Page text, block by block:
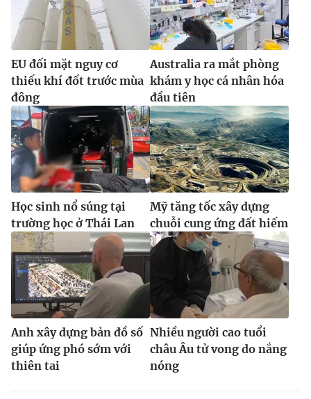
thông tin từ website này.
EU đối mặt nguy cơ
thiếu khí đốt trước mùa
đông
Australia ra mắt phòng
khám y học cá nhân hóa
đầu tiên
Học sinh nổ súng tại
trường học ở Thái Lan
Mỹ tăng tốc xây dựng
chuỗi cung ứng đất hiếm
Anh xây dựng bản đồ số
giúp ứng phó sớm với
thiên tai
Nhiều người cao tuổi
châu Âu tử vong do nắng
nóng